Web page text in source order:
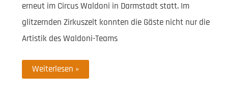
erneut im Circus Waldoni in Darmstadt statt. Im
glitzernden Zirkuszelt konnten die Gäste nicht nur die
Artistik des Waldoni-Teams
Childaid
Night
Weiterlesen »